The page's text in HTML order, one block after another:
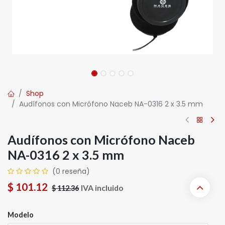
Shop
Audífonos con Micrófono Naceb NA-0316 2 x 3.5 mm
Audífonos con Micrófono Naceb
NA-0316 2 x 3.5 mm
(0 reseña)
$ 101.12 $112.36 IVA incluido
Modelo